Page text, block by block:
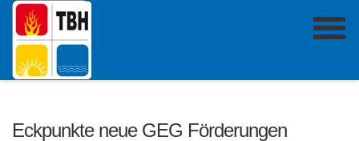
Eckpunkte neue GEG Förderungen